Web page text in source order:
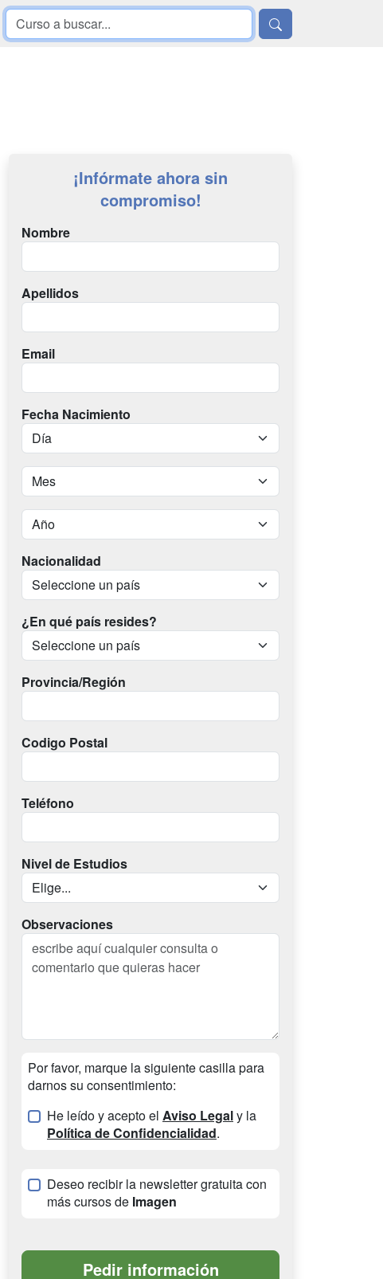
¡Infórmate ahora sin
compromiso!
Nombre
Apellidos
Email
Fecha Nacimiento
Nacionalidad
¿En qué país resides?
Provincia/Región
Codigo Postal
Teléfono
Nivel de Estudios
Observaciones
Por favor, marque la siguiente casilla para
darnos su consentimiento:
He leído y acepto el Aviso Legaly la
Política de Confidencialidad.
Deseo recibir la newsletter gratuita con
más cursos de Imagen